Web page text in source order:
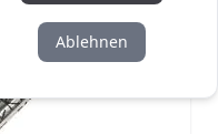
Ablehnen